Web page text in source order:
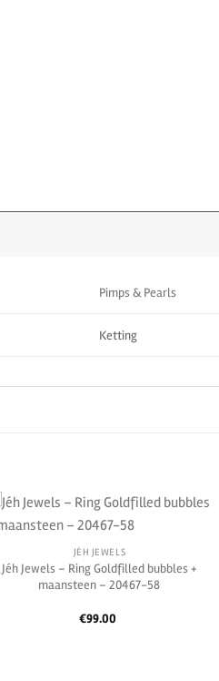
Pimps & Pearls
Ketting
JÉH JEWELS
Jéh Jewels – Ring Goldfilled bubbles +
maansteen – 20467-58
€99.00